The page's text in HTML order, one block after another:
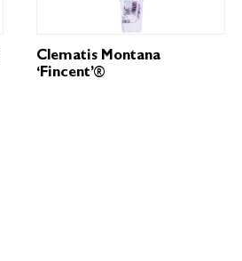
Clematis Montana
‘Fincent’®